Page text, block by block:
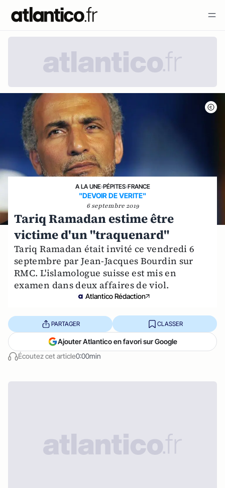
A LA UNE›PÉPITES›FRANCE
"DEVOIR DE VERITE"
6 septembre 2019
Tariq Ramadan estime être
victime d'un "traquenard"
Tariq Ramadan était invité ce vendredi 6
septembre par Jean-Jacques Bourdin sur
RMC. L'islamologue suisse est mis en
examen dans deux affaires de viol.
Atlantico Rédaction
Écoutez cet article0:00min
PARTAGER CLASSER
Ajouter Atlantico en favori sur Google